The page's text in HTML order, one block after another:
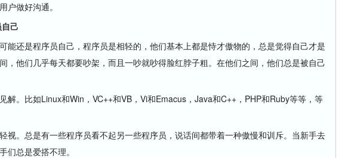
户做好沟通。
己
还是程序员自己，程序员是相轻的，他们基本上都是恃才傲物的，总是觉得自己才是
，他们几乎每天都要吵架，而且一吵就吵得脸红脖子粗。在他们之间，他们总是被自己
。比如Linux和Win，VC++和VB，Vi和Emacus，Java和C++，PHP和Ruby等等，等
。总是有一些程序员看不起另一些程序员，说话间都带着一种傲慢和训斥。当新手去
们总是爱搭不理。